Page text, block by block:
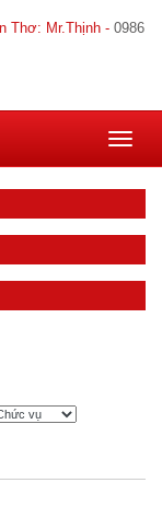
Thơ: Mr.Thịnh - 0986
Toggle